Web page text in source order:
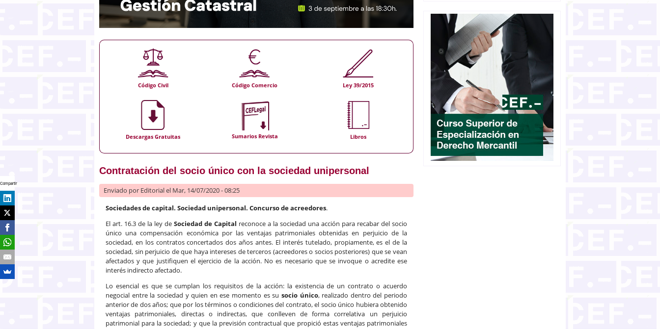
Código Civil Código Comercio Ley 39/2015
Descargas Gratuitas Sumarios Revista Libros
Contratación del socio único con la sociedad unipersonal
Enviado por Editorialel Mar, 14/07/2020 - 08:25
Sociedades de capital. Sociedad unipersonal. Concurso de acreedores.
El art. 16.3 de la ley de Sociedad de Capital reconoce a la sociedad una acción para recabar del socio
único una compensación económica por las ventajas patrimoniales obtenidas en perjuicio de la
sociedad, en los contratos concertados dos años antes. El interés tutelado, propiamente, es el de la
sociedad, sin perjuicio de que haya intereses de terceros (acreedores o socios posteriores) que se vean
afectados y que justifiquen el ejercicio de la acción. No es necesario que se invoque o acredite ese
interés indirecto afectado.
Lo esencial es que se cumplan los requisitos de la acción: la existencia de un contrato o acuerdo
negocial entre la sociedad y quien en ese momento es su socio único, realizado dentro del periodo
anterior de dos años; que por los términos o condiciones del contrato, el socio único hubiera obtenido
ventajas patrimoniales, directas o indirectas, que conlleven de forma correlativa un perjuicio
patrimonial para la sociedad; y que la previsión contractual que propició estas ventajas patrimoniales
Compartir